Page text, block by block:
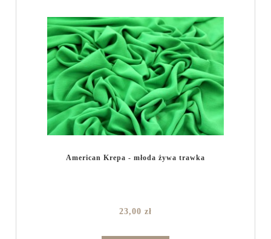
American Krepa - młoda żywa trawka
23,00 zł